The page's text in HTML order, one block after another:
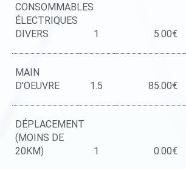
CONSOMMABLES
ÉLECTRIQUES
DIVERS
1 5.00€
MAIN
D'OEUVRE
1.5 85.00€
DÉPLACEMENT
(MOINS DE
20KM)
1 0.00€